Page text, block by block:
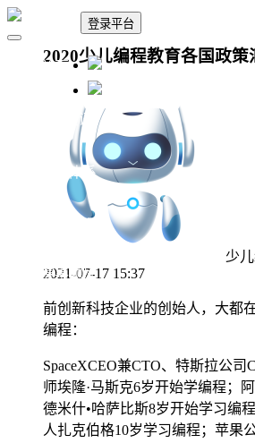
🏠 首页
🗓 政策资讯
📚 课程体系
🏆 赛事题库
登录平台
2020少儿编程教育各国政策
少
2021-07-17 15:37
前创新科技企业的创始人，大都
编程：
SpaceXCEO兼CTO、特斯拉公司
师埃隆·马斯克6岁开始学编程；
德米什•哈萨比斯8岁开始学习编
人扎克伯格10岁学习编程；苹果